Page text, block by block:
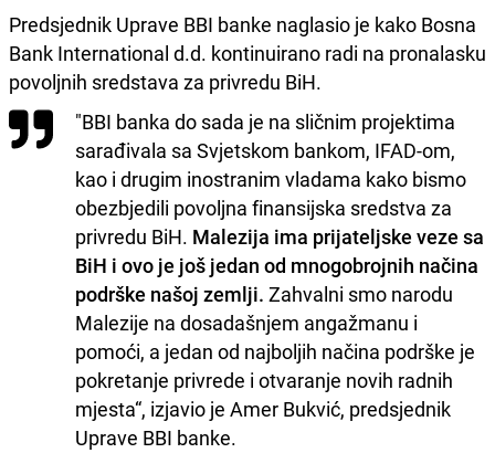
Predsjednik Uprave BBI banke naglasio je kako Bosna
Bank International d.d. kontinuirano radi na pronalasku
povoljnih sredstava za privredu BiH.
"BBI banka do sada je na sličnim projektima
sarađivala sa Svjetskom bankom, IFAD-om,
kao i drugim inostranim vladama kako bismo
obezbjedili povoljna finansijska sredstva za
privredu BiH. Malezija ima prijateljske veze sa
BiH i ovo je još jedan od mnogobrojnih načina
podrške našoj zemlji. Zahvalni smo narodu
Malezije na dosadašnjem angažmanu i
pomoći, a jedan od najboljih načina podrške je
pokretanje privrede i otvaranje novih radnih
mjesta“, izjavio je Amer Bukvić, predsjednik
Uprave BBI banke.